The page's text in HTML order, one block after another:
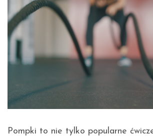
Pompki to nie tylko popularne